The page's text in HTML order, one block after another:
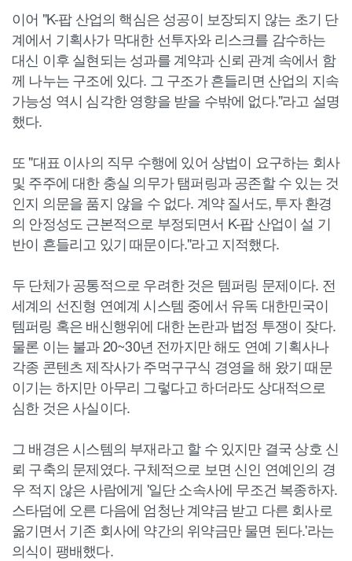
이어 "K-팝 산업의 핵심은 성공이 보장되지 않는 초기 단
계에서 기획사가 막대한 선투자와 리스크를 감수하는
대신 이후 실현되는 성과를 계약과 신뢰 관계 속에서 함
께 나누는 구조에 있다. 그 구조가 흔들리면 산업의 지속
가능성 역시 심각한 영향을 받을 수밖에 없다."라고 설명
했다.
또 "대표 이사의 직무 수행에 있어 상법이 요구하는 회사
및 주주에 대한 충실 의무가 탬퍼링과 공존할 수 있는 것
인지 의문을 품지 않을 수 없다. 계약 질서도, 투자 환경
의 안정성도 근본적으로 부정되면서 K-팝 산업이 설 기
반이 흔들리고 있기 때문이다."라고 지적했다.
두 단체가 공통적으로 우려한 것은 템퍼링 문제이다. 전
세계의 선진형 연예계 시스템 중에서 유독 대한민국이
템퍼링 혹은 배신행위에 대한 논란과 법정 투쟁이 잦다.
물론 이는 불과 20~30년 전까지만 해도 연예 기획사나
각종 콘텐츠 제작사가 주먹구구식 경영을 해 왔기 때문
이기는 하지만 아무리 그렇다고 하더라도 상대적으로
심한 것은 사실이다.
그 배경은 시스템의 부재라고 할 수 있지만 결국 상호 신
뢰 구축의 문제였다. 구체적으로 보면 신인 연예인의 경
우 적지 않은 사람에게 '일단 소속사에 무조건 복종하자.
스타덤에 오른 다음에 엄청난 계약금 받고 다른 회사로
옮기면서 기존 회사에 약간의 위약금만 물면 된다.'라는
의식이 팽배했다.